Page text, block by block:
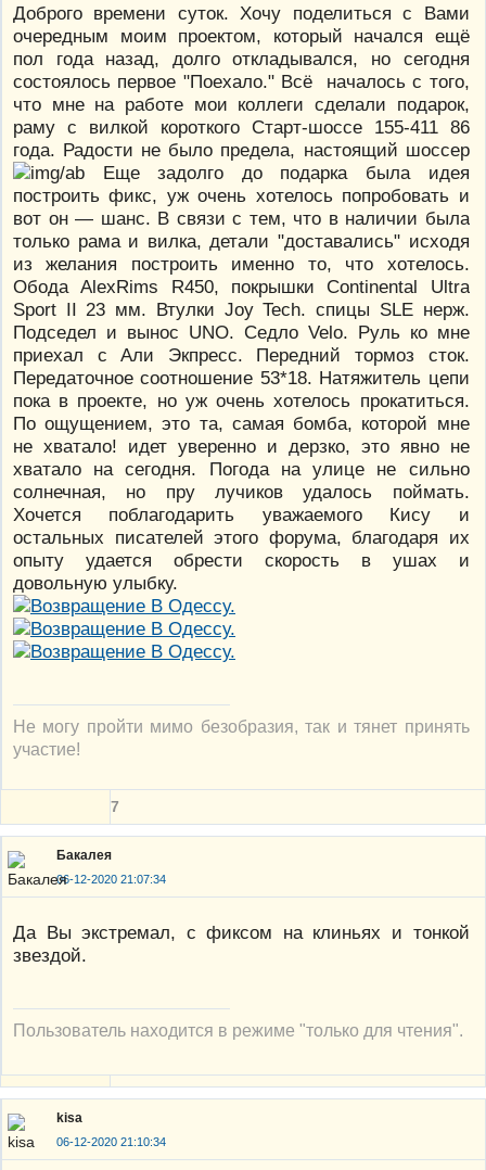
Доброго времени суток. Хочу поделиться с Вами
очередным моим проектом, который начался ещё
пол года назад, долго откладывался, но сегодня
состоялось первое "Поехало." Всё началось с того,
что мне на работе мои коллеги сделали подарок,
раму с вилкой короткого Старт-шоссе 155-411 86
года. Радости не было предела, настоящий шоссер
Еще задолго до подарка была идея
построить фикс, уж очень хотелось попробовать и
вот он — шанс. В связи с тем, что в наличии была
только рама и вилка, детали "доставались" исходя
из желания построить именно то, что хотелось.
Обода AlexRims R450, покрышки Continental Ultra
Sport II 23 мм. Втулки Joy Tech. спицы SLE нерж.
Подседел и вынос UNO. Седло Velo. Руль ко мне
приехал с Али Экпресс. Передний тормоз сток.
Передаточное соотношение 53*18. Натяжитель цепи
пока в проекте, но уж очень хотелось прокатиться.
По ощущением, это та, самая бомба, которой мне
не хватало! идет уверенно и дерзко, это явно не
хватало на сегодня. Погода на улице не сильно
солнечная, но пру лучиков удалось поймать.
Хочется поблагодарить уважаемого Кису и
остальных писателей этого форума, благодаря их
опыту удается обрести скорость в ушах и
довольную улыбку.
Не могу пройти мимо безобразия, так и тянет принять
участие!
7
Бакалея
06-12-2020 21:07:34
Да Вы экстремал, с фиксом на клиньях и тонкой
звездой.
Пользователь находится в режиме "только для чтения".
kisa
06-12-2020 21:10:34